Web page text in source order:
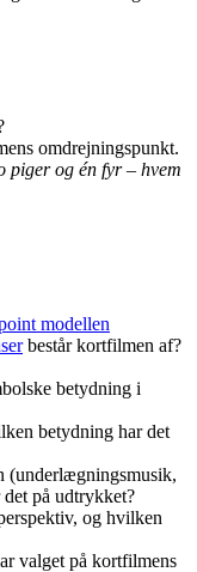
omdrejningspunkt.
piger og én fyr – hvem
modellen
består kortfilmen af?
betydning i
betydning har det
(underlægningsmusik,
på udtrykket?
og hvilken
valget på kortfilmens